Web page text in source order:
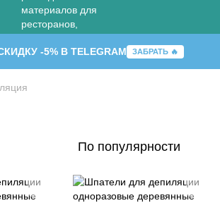
-5% В TELEGRAM ЗАБРАТЬ 🔥
По популярности